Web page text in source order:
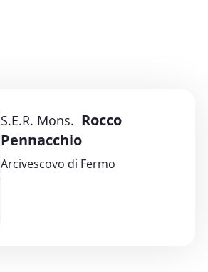
S.E.R. Mons. Rocco
Pennacchio
Arcivescovo di Fermo